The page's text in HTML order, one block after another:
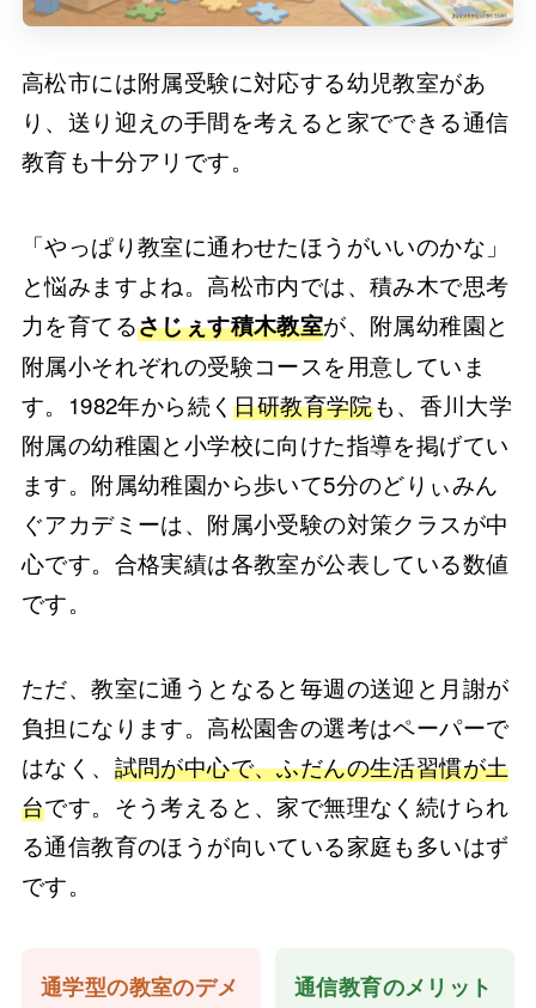
高松市には附属受験に対応する幼児教室があ
り、送り迎えの手間を考えると家でできる通信
教育も十分アリです。
「やっぱり教室に通わせたほうがいいのかな」
と悩みますよね。高松市内では、積み木で思考
力を育てるさじぇす積木教室が、附属幼稚園と
附属小それぞれの受験コースを用意していま
す。1982年から続く日研教育学院も、香川大学
附属の幼稚園と小学校に向けた指導を掲げてい
ます。附属幼稚園から歩いて5分のどりぃみん
ぐアカデミーは、附属小受験の対策クラスが中
心です。合格実績は各教室が公表している数値
です。
ただ、教室に通うとなると毎週の送迎と月謝が
負担になります。高松園舎の選考はペーパーで
はなく、 試問が中心で、ふだんの生活習慣が土
台です。そう考えると、家で無理なく続けられ
る通信教育のほうが向いている家庭も多いはず
です。
通学型の教室のデメ
通信教育のメリット